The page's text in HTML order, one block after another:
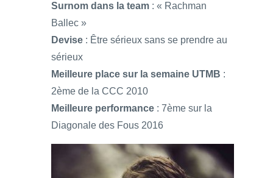
Surnom dans la team : « Rachman
Ballec »
Devise : Être sérieux sans se prendre au
sérieux
Meilleure place sur la semaine UTMB :
2ème de la CCC 2010
Meilleure performance : 7ème sur la
Diagonale des Fous 2016